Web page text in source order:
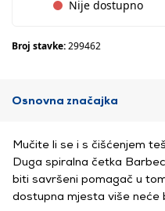
Nije dostupno
Broj stavke:299462
Osnovna značajka
Mučite li se i s čišćenjem
Duga spiralna četka
biti savršeni pomagač u
dostupna mjesta više neće